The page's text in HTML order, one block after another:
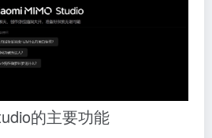
的主要功能